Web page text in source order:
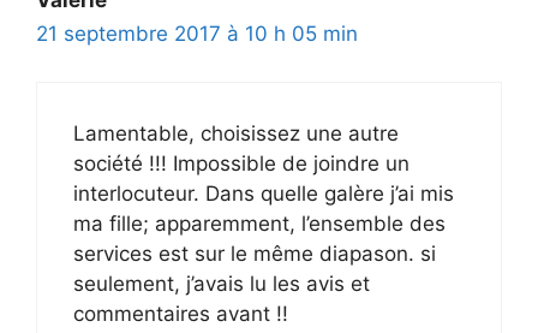
21 septembre 2017 à 10 h 05 min
Lamentable, choisissez une autre
société !!! Impossible de joindre un
interlocuteur. Dans quelle galère j’ai mis
ma fille; apparemment, l’ensemble des
services est sur le même diapason. si
seulement, j’avais lu les avis et
commentaires avant !!